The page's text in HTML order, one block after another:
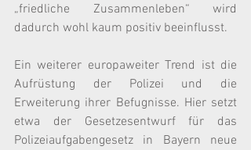
„friedliche Zusammenleben“ wird
dadurch wohl kaum positiv beeinflusst.
Ein weiterer europaweiter Trend ist die
Aufrüstung der Polizei und die
Erweiterung ihrer Befugnisse. Hier setzt
etwa der Gesetzesentwurf für das
Polizeiaufgabengesetz in Bayern neue